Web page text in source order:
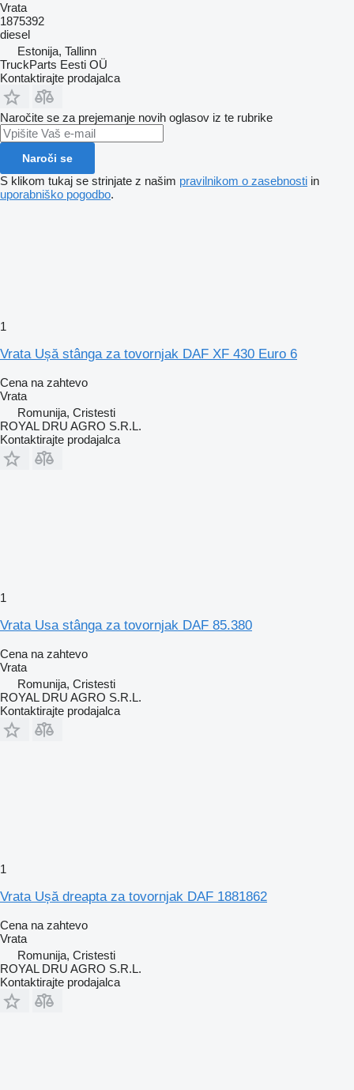
Vrata
1875392
diesel
Estonija, Tallinn
TruckParts Eesti OÜ
Kontaktirajte prodajalca
Naročite se za prejemanje novih oglasov iz te rubrike
Naroči se
S klikom tukaj se strinjate z našim pravilnikom o zasebnosti in
uporabniško pogodbo.
1
Vrata Ușă stânga za tovornjak DAF XF 430 Euro 6
Cena na zahtevo
Vrata
Romunija, Cristesti
ROYAL DRU AGRO S.R.L.
Kontaktirajte prodajalca
1
Vrata Usa stânga za tovornjak DAF 85.380
Cena na zahtevo
Vrata
Romunija, Cristesti
ROYAL DRU AGRO S.R.L.
Kontaktirajte prodajalca
1
Vrata Ușă dreapta za tovornjak DAF 1881862
Cena na zahtevo
Vrata
Romunija, Cristesti
ROYAL DRU AGRO S.R.L.
Kontaktirajte prodajalca